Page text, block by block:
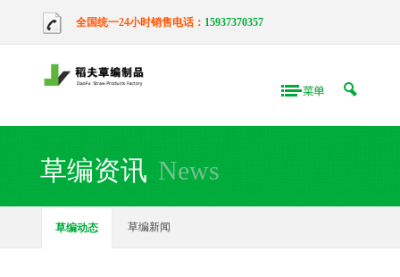
全国统一24小时销售电话： 15937370357
草编资讯 News
草编动态 草编新闻